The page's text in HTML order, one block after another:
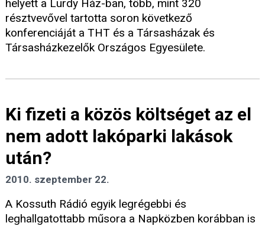
helyett a Lurdy Ház-ban, több, mint 320
résztvevővel tartotta soron következő
konferenciáját a THT és a Társasházak és
Társasházkezelők Országos Egyesülete.
Ki fizeti a közös költséget az el
nem adott lakóparki lakások
után?
2010. szeptember 22.
A Kossuth Rádió egyik legrégebbi és
leghallgatottabb műsora a Napközben korábban is